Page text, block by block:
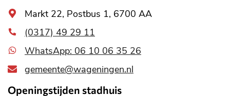
Algemeen
adres
Markt 22, Postbus 1, 6700 AA
(0317) 49 29 11
WhatsApp: 06 10 06 35 26
gemeente@wageningen.nl
Openingstijden stadhuis